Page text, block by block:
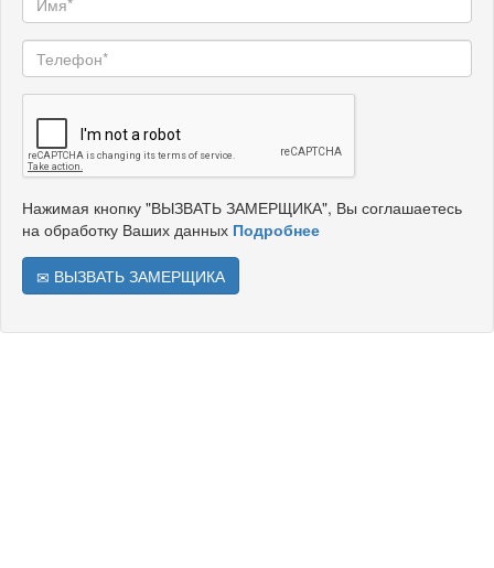
Нажимая кнопку "ВЫЗВАТЬ ЗАМЕРЩИКА", Вы соглашаетесь
на обработку Ваших данных Подробнее
ВЫЗВАТЬ ЗАМЕРЩИКА